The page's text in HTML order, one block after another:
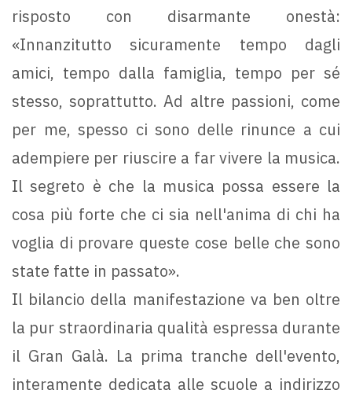
risposto con disarmante onestà:
«Innanzitutto sicuramente tempo dagli
amici, tempo dalla famiglia, tempo per sé
stesso, soprattutto. Ad altre passioni, come
per me, spesso ci sono delle rinunce a cui
adempiere per riuscire a far vivere la musica.
Il segreto è che la musica possa essere la
cosa più forte che ci sia nell'anima di chi ha
voglia di provare queste cose belle che sono
state fatte in passato».
Il bilancio della manifestazione va ben oltre
la pur straordinaria qualità espressa durante
il Gran Galà. La prima tranche dell'evento,
interamente dedicata alle scuole a indirizzo